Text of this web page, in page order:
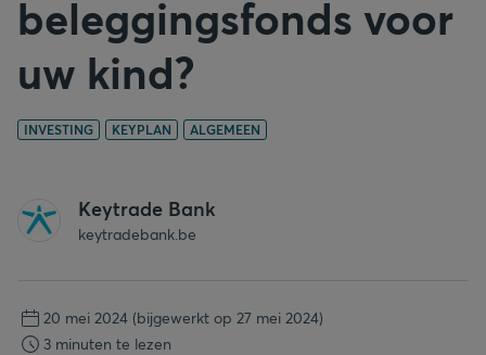
beleggingsfonds voor
uw kind?
INVESTING KEYPLAN ALGEMEEN
Keytrade Bank
keytradebank.be
20 mei 2024 (bijgewerkt op 27 mei 2024)
3 minuten te lezen